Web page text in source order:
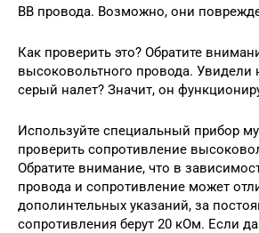
ВВ провода. Возможно, они
Как проверить это? Обратите
высоковольтного провода. Увидели
серый налет? Значит, он
Используйте специальный прибор
проверить сопротивление
Обратите внимание, что в
провода и сопротивление может
дополинтельных указаний, за
сопротивления берут 20 кОм. Если